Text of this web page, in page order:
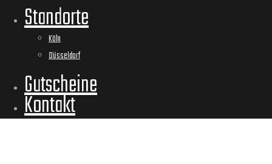
Standorte
Köln
Düsseldorf
Gutscheine
Kontakt